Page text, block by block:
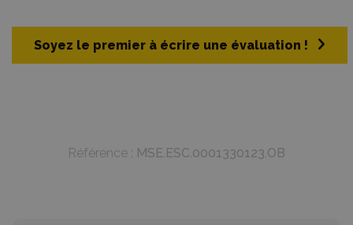
Soyez le premier à écrire une évaluation !
Référence : MSE.ESC.0001330123.OB